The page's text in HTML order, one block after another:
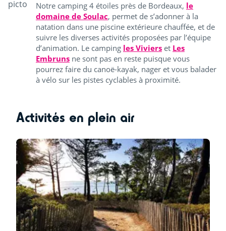
Notre camping 4 étoiles près de Bordeaux, le
domaine de Soulac, permet de s’adonner à la
natation dans une piscine extérieure chauffée, et de
suivre les diverses activités proposées par l’équipe
d’animation. Le camping les Viviers et Les
Embruns ne sont pas en reste puisque vous
pourrez faire du canoë-kayak, nager et vous balader
à vélo sur les pistes cyclables à proximité.
Activités en plein air